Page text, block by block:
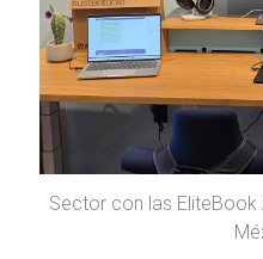
Sector con las EliteBook